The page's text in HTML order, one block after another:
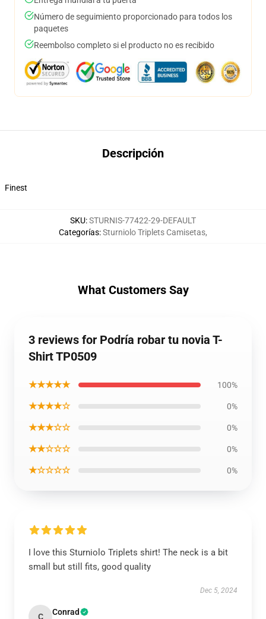
Número de seguimiento proporcionado para todos los
paquetes
Reembolso completo si el producto no es recibido
Descripción
Finest
SKU:STURNIS-77422-29-DEFAULT
Categorías:Sturniolo Triplets Camisetas,
What Customers Say
3 reviews for Podría robar tu novia T-
Shirt TP0509
★★★★★ 100%
★★★★☆ 0%
★★★☆☆ 0%
★★☆☆☆ 0%
★☆☆☆☆ 0%
I love this Sturniolo Triplets shirt! The neck is a bit
small but still fits, good quality
Dec 5, 2024
C Conrad